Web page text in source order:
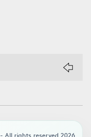
- All rights reserved 2026